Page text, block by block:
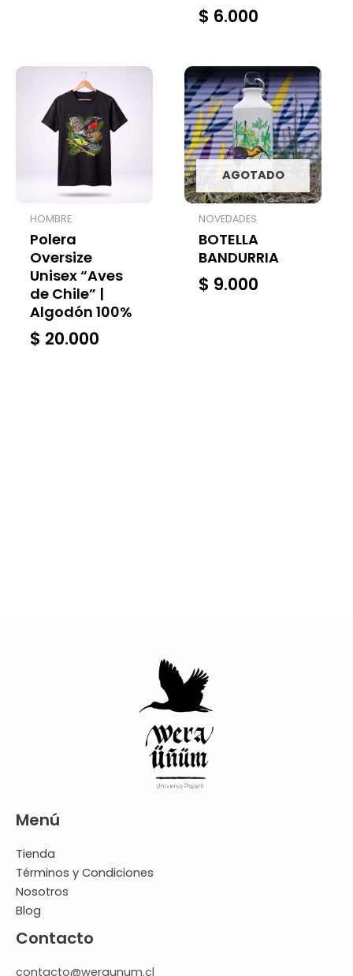
$ 6.000
HOMBRE
Polera
Oversize
Unisex “Aves
de Chile” |
Algodón 100%
$ 20.000
AGOTADO
NOVEDADES
BOTELLA
BANDURRIA
$ 9.000
Menú
Tienda
Términos y Condiciones
Nosotros
Blog
Contacto
contacto@weraunum.cl